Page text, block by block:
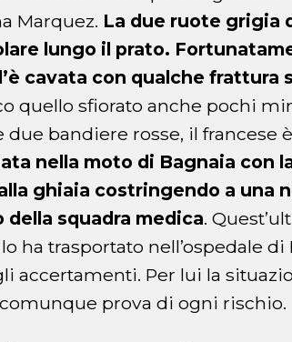
Marquez. La due ruote grigia
lungo il prato.
cavata con qualche frattura
quello sfiorato anche pochi
bandiere rosse, il francese
nella moto di Bagnaia con
ghiaia costringendo a una
squadra medica.
ha trasportato nell’ospedale
accertamenti. Per lui la
prova di ogni rischio.